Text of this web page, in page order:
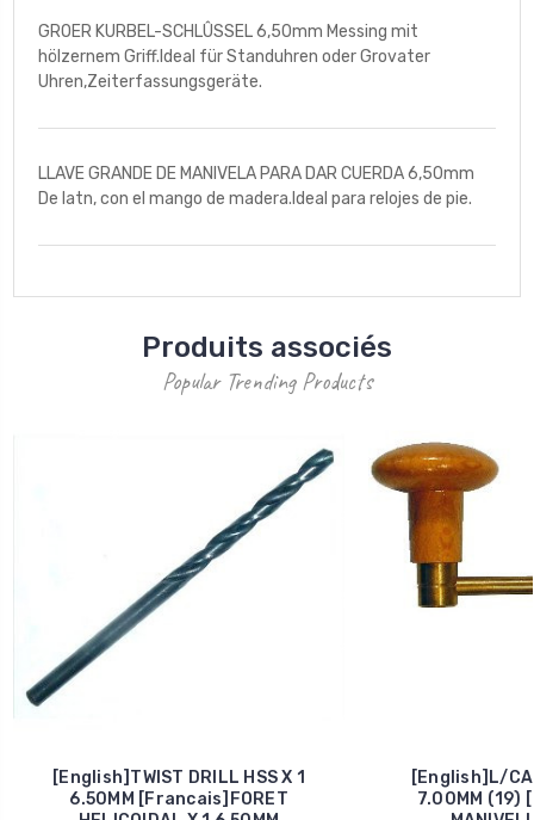
GROER KURBEL-SCHLÛSSEL 6,50mm Messing mit
hölzernem Griff.Ideal für Standuhren oder Grovater
Uhren,Zeiterfassungsgeräte.
LLAVE GRANDE DE MANIVELA PARA DAR CUERDA 6,50mm
De latn, con el mango de madera.Ideal para relojes de pie.
Produits associés
Popular Trending Products
[English]TWIST DRILL HSS X 1
6.50MM [Francais]FORET
[English]L/
7.00MM (19)